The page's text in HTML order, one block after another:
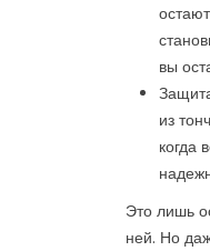
вы
из
когда
Это лишь
ней. Но